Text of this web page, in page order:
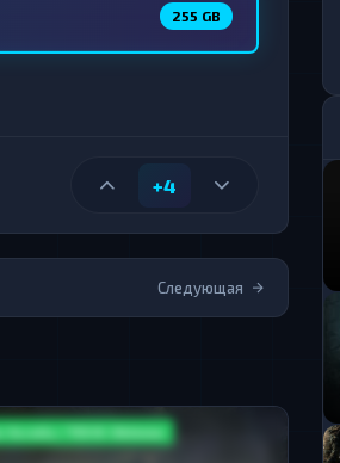
255 GB
+4
Следующая
Scrolls / TES IV: Oblivion